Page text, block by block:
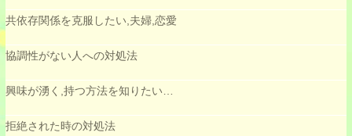
共依存関係を克服したい,夫婦,恋愛
協調性がない人への対処法
興味が湧く,持つ方法を知りたい…
拒絶された時の対処法